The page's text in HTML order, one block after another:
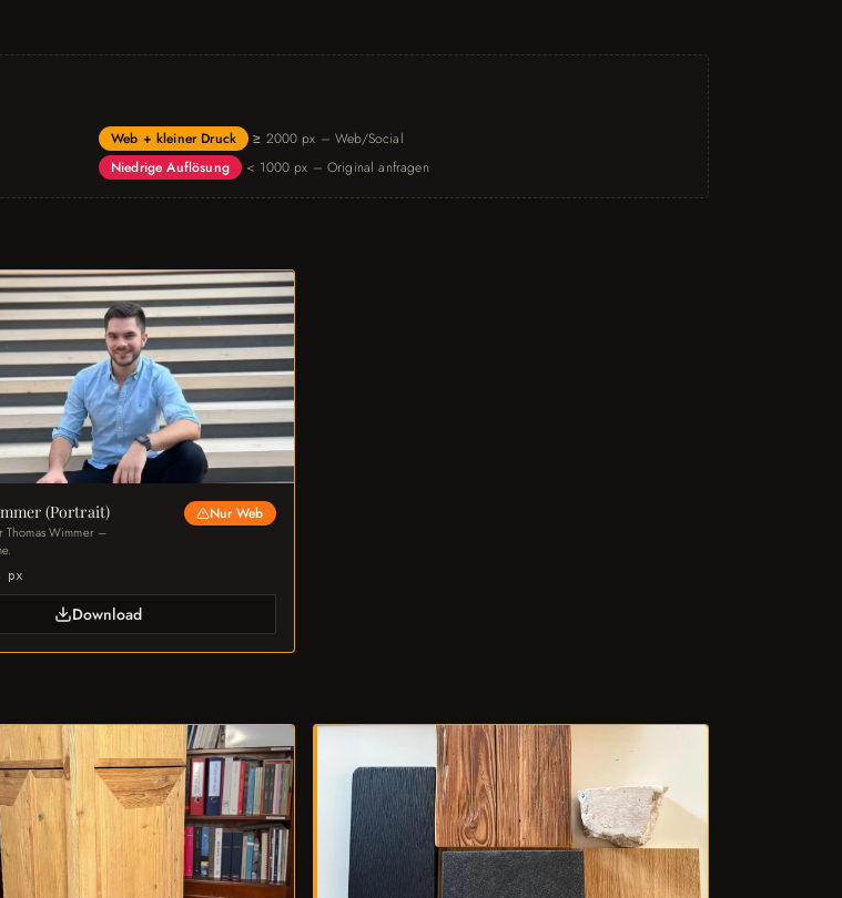
Web + kleiner Druck
≥ 2000 px – Web/Social
Niedrige Auflösung < 1000 px – Original anfragen
(Portrait)
Thomas Wimmer –
Nur Web
px
Download